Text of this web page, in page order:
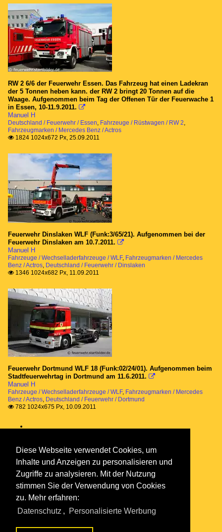
RW 2 6/6 der Feuerwehr Essen. Das Fahrzeug hat einen Ladekran
der 5 Tonnen heben kann. der RW 2 bringt 20 Tonnen auf die
Waage. Aufgenommen beim Tag der Offenen Tür der Feuerwache 1
in Essen, 10-11.9.2011. 
Manuel H
Deutschland / Feuerwehr / Essen, Fahrzeuge / Rüstwagen / RW 2,
Fahrzeugmarken / Mercedes Benz / Actros
 1824 1024x672 Px, 25.09.2011
Feuerwehr Dinslaken WLF (Funk:3/65/21). Aufgenommen bei der
Feuerwehr Dinslaken am 10.7.2011. 
Manuel H
Fahrzeuge / Wechselladerfahrzeuge / WLF, Fahrzeugmarken / Mercedes
Benz / Actros, Deutschland / Feuerwehr / Dinslaken
 1346 1024x682 Px, 11.09.2011
Feuerwehr Dortmund WLF 18 (Funk:02/24/01). Aufgenommen beim
Stadtfeuerwehrtag in Dortmund am 11.6.2011. 
Manuel H
Fahrzeuge / Wechselladerfahrzeuge / WLF, Fahrzeugmarken / Mercedes
Benz / Actros, Deutschland / Feuerwehr / Dortmund
 782 1024x675 Px, 10.09.2011
Diese Webseite verwendet Cookies, um
Inhalte und Anzeigen zu personalisieren und
Zugriffe zu analysieren. Mit der Nutzung
stimmen Sie der Verwendung von Cookies
zu. Mehr erfahren:
Datenschutz , Personalisierte Werbung